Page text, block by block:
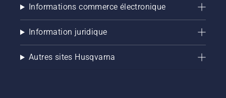
Informations commerce électronique
Information juridique
Autres sites Husqvarna